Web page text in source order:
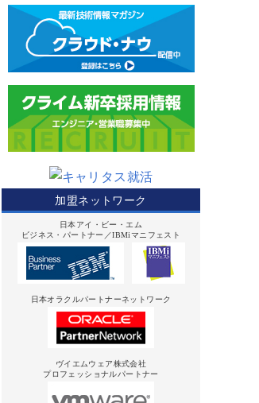
加盟ネットワーク
日本アイ・ビー・エム
ビジネス・パートナー／IBMiマニフェスト
日本オラクルパートナーネットワーク
ヴイエムウェア株式会社
プロフェッショナルパートナー